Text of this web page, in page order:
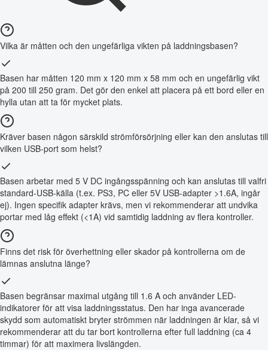
Vilka är måtten och den ungefärliga vikten på laddningsbasen?
Basen har måtten 120 mm x 120 mm x 58 mm och en ungefärlig vikt
på 200 till 250 gram. Det gör den enkel att placera på ett bord eller en
hylla utan att ta för mycket plats.
Kräver basen någon särskild strömförsörjning eller kan den anslutas till
vilken USB-port som helst?
Basen arbetar med 5 V DC ingångsspänning och kan anslutas till valfri
standard-USB-källa (t.ex. PS3, PC eller 5V USB-adapter >1.6A, ingår
ej). Ingen specifik adapter krävs, men vi rekommenderar att undvika
portar med låg effekt (<1A) vid samtidig laddning av flera kontroller.
Finns det risk för överhettning eller skador på kontrollerna om de
lämnas anslutna länge?
Basen begränsar maximal utgång till 1.6 A och använder LED-
indikatorer för att visa laddningsstatus. Den har inga avancerade
skydd som automatiskt bryter strömmen när laddningen är klar, så vi
rekommenderar att du tar bort kontrollerna efter full laddning (ca 4
timmar) för att maximera livslängden.